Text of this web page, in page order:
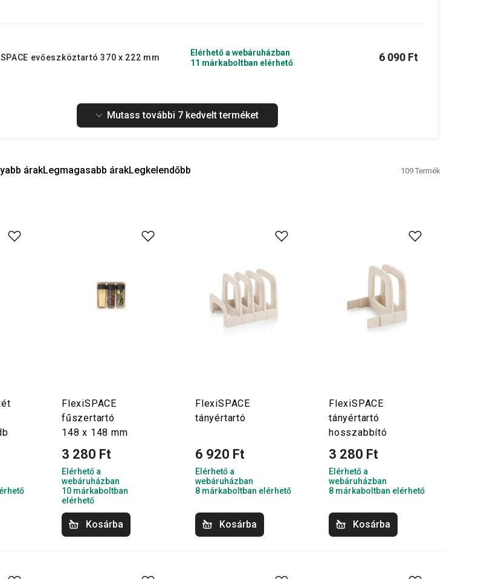
evőeszköztartó 370 x 222 mm
Elérhető a webáruházban
11 márkaboltban elérhető
6 090 Ft
Mutass további 7 kedvelt terméket
árakLegmagasabb árakLegkelendőbb 109Termék
FlexiSPACE
fűszertartó
148 x 148 mm
3 280 Ft
Elérhető a
webáruházban
10 márkaboltban
elérhető
Kosárba
FlexiSPACE
tányértartó
6 920 Ft
Elérhető a
webáruházban
8 márkaboltban elérhető
Kosárba
FlexiSPACE
tányértartó
hosszabbító
3 280 Ft
Elérhető a
webáruházban
8 márkaboltban elérhető
Kosárba